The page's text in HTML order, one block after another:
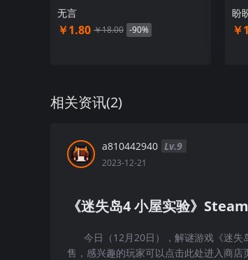
【游戏玩法】
的历史。
迷失岛还有二周目玩法，并融入众多科幻
无言
￥1.80 ￥18.00 -90%
盼
￥
相关资讯(2)
a810442940 Lv.9
2023-12-21
《迷失岛4 小屋实验》
今日（12月20日），解谜游戏《迷
售，感兴趣的玩家可以点击此处进入商